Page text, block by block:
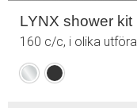
LYNX shower kit
160 c/c, i olika
KromMattsvart